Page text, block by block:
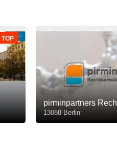
TOP
pirminpartners
13088 Berlin